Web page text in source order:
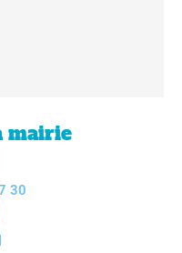
mairie
30